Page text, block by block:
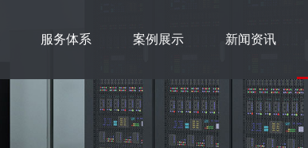
服务体系 案例展示 新闻资讯